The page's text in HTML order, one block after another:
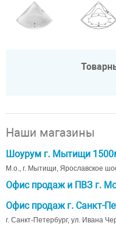
Наши магазины
Шоурум г. Мытищи
М.о., г. Мытищи, Ярославское
Офис продаж и ПВЗ г.
Офис продаж г. Санкт-
г. Санкт-Петербург, ул. Ивана